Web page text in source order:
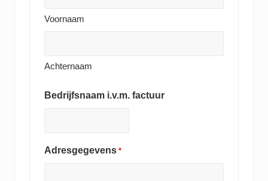
Voornaam
Achternaam
Bedrijfsnaam i.v.m. factuur
Adresgegevens *